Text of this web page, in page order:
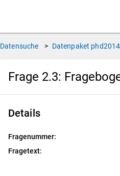
Datensuche > Datenpaket phd2014
Frage 2.3:
Details
Fragenummer:
Fragetext: